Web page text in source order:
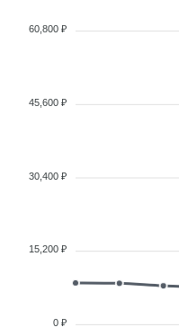
60,800 ₽
45,600 ₽
30,400 ₽
15,200 ₽
0 ₽